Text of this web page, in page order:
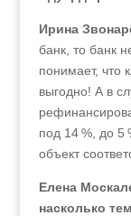
Ирина
банк, то банк
понимает, что
выгодно! А в
под 14 %, до 5
объект
Елена
насколько